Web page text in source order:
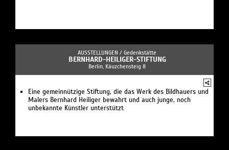
AUSSTELLUNGEN / Gedenkstätte
BERNHARD-HEILIGER-STIFTUNG
Berlin, Käuzchensteig 8
Eine gemeinnützige Stiftung, die das Werk des Bildhauers und
Malers Bernhard Heiliger bewahrt und auch junge, noch
unbekannte Künstler unterstützt